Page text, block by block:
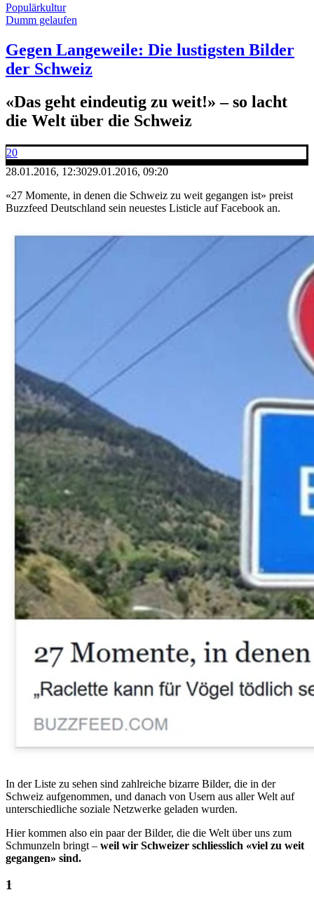
Populärkultur
Dumm gelaufen
Gegen Langeweile: Die lustigsten Bilder
der Schweiz
«Das geht eindeutig zu weit!» – so lacht
die Welt über die Schweiz
20
28.01.2016, 12:3029.01.2016, 09:20
«27 Momente, in denen die Schweiz zu weit gegangen ist» preist
Buzzfeed Deutschland sein neuestes Listicle auf Facebook an.
In der Liste zu sehen sind zahlreiche bizarre Bilder, die in der
Schweiz aufgenommen, und danach von Usern aus aller Welt auf
unterschiedliche soziale Netzwerke geladen wurden.
Hier kommen also ein paar der Bilder, die die Welt über uns zum
Schmunzeln bringt – weil wir Schweizer schliesslich «viel zu weit
gegangen» sind.